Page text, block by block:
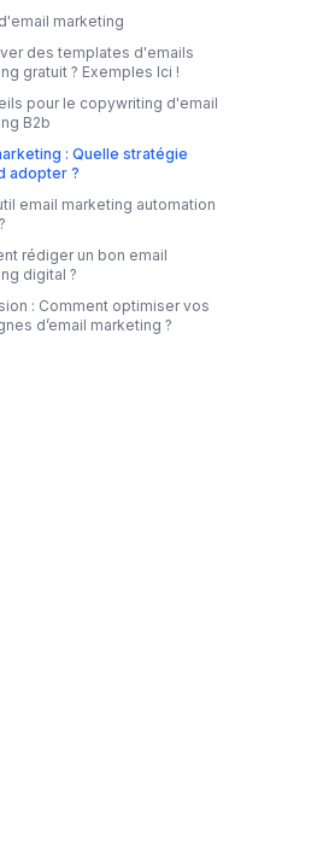
marketing
des templates d'emails
gratuit ? Exemples Ici !
pour le copywriting d'email
B2b
: Quelle stratégie
adopter ?
email marketing automation
rédiger un bon email
digital ?
: Comment optimiser vos
d’email marketing ?